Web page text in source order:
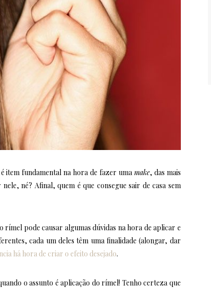
item fundamental na hora de fazer uma make, das mais
né? Afinal, quem é que consegue sair de casa sem
pode causar algumas dúvidas na hora de aplicar e
cada um deles têm uma finalidade (alongar, dar
há hora de criar o efeito desejado.
o assunto é aplicação do rímel! Tenho certeza que